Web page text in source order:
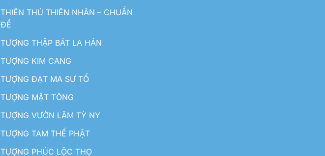
THIÊN THỦ THIÊN NHÃN – CHUẨN
ĐỀ
TƯỢNG THẬP BÁT LA HÁN
TƯỢNG KIM CANG
TƯỢNG ĐẠT MA SƯ TỔ
TƯỢNG MẬT TÔNG
TƯỢNG VƯỜN LÂM TỲ NY
TƯỢNG TAM THẾ PHẬT
TƯỢNG PHÚC LỘC THỌ